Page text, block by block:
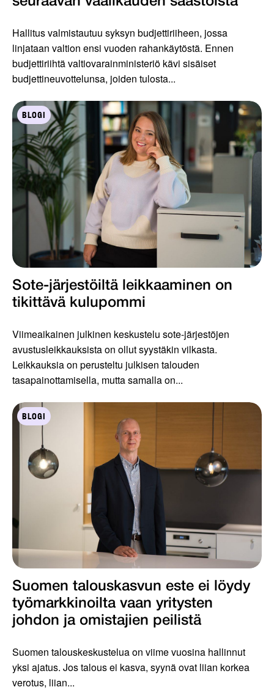
Hallitus valmistautuu syksyn budjettiriiheen, jossa
linjataan valtion ensi vuoden rahankäytöstä. Ennen
budjettiriihtä valtiovarainministeriö kävi sisäiset
budjettineuvottelunsa, joiden tulosta...
BLOGI
Sote-järjestöiltä leikkaaminen on
tikittävä kulupommi
Viimeaikainen julkinen keskustelu sote-järjestöjen
avustusleikkauksista on ollut syystäkin vilkasta.
Leikkauksia on perusteltu julkisen talouden
tasapainottamisella, mutta samalla on...
BLOGI
Suomen talouskasvun este ei löydy
työmarkkinoilta vaan yritysten
johdon ja omistajien peilistä
Suomen talouskeskustelua on viime vuosina hallinnut
yksi ajatus. Jos talous ei kasva, syynä ovat liian korkea
verotus, liian...